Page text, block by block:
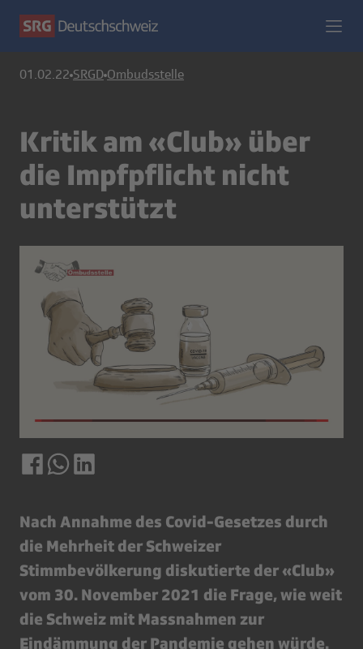
01.02.22 SRGD Ombudsstelle
Kritik am «Club» über
die Impfpflicht nicht
unterstützt
Nach Annahme des Covid-Gesetzes durch
die Mehrheit der Schweizer
Stimmbevölkerung diskutierte der «Club»
vom 30. November 2021 die Frage, wie weit
die Schweiz mit Massnahmen zur
Eindämmung der Pandemie gehen würde.